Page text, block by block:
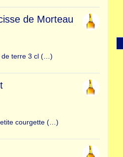
de Morteau
de terre 3 cl (…)
courgette (…)